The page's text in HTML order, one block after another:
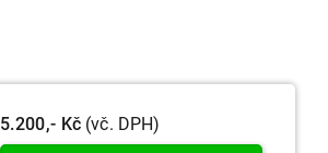
5.200,- Kč (vč. DPH)